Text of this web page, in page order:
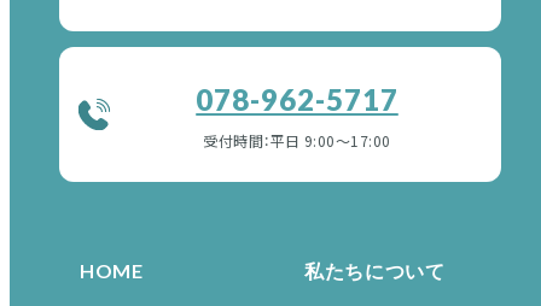
078-962-5717
受付時間：平日 9:00〜17:00
HOME 私たちについて